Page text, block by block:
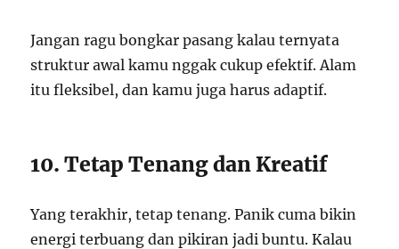
Jangan ragu bongkar pasang kalau ternyata
struktur awal kamu nggak cukup efektif. Alam
itu fleksibel, dan kamu juga harus adaptif.
10. Tetap Tenang dan Kreatif
Yang terakhir, tetap tenang. Panik cuma bikin
energi terbuang dan pikiran jadi buntu. Kalau